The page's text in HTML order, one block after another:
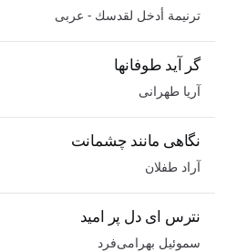
ترنيمة أدخل لقدسك - عربی
گر آید طوفانها
آریا طهرانی
نگاهی مانند چشمانت
آراد طفلان
نترس ای دل پر امید
سموئیل بهرامی‌فرد